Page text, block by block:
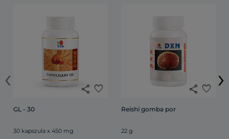
share favorite
GL - 30
30 kapszula x 450 mg
share favorite
Reishi gomba por
22 g
‹ ›